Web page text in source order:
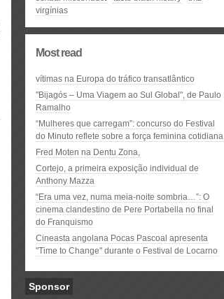
virgínias
Most read
vítimas na Europa do tráfico transatlântico
"Bijagós – Uma Viagem ao Sul Global", de Paulo
Ramalho
“Mulheres que carregam”: concurso do Festival
do Minuto reflete sobre a força feminina cotidiana
Fred Moten na Dentu Zona,
Cortejo, a primeira exposição individual de
Anthony Mazza
“Era uma vez, numa meia-noite sombria…”: O
cinema clandestino de Pere Portabella no final
do Franquismo
Cineasta angolana Pocas Pascoal apresenta
"Time to Change" durante o Festival de Locarno
Sponsor